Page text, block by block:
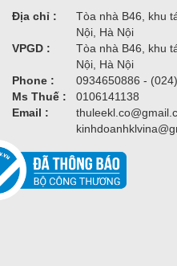
Địa chỉ :
Tòa nhà B46, khu
Nội, Hà Nội
VPGD :
Tòa nhà B46, khu
Nội, Hà Nội
Phone :
0934650886 -
Ms Thuế :
0106141138
Email :